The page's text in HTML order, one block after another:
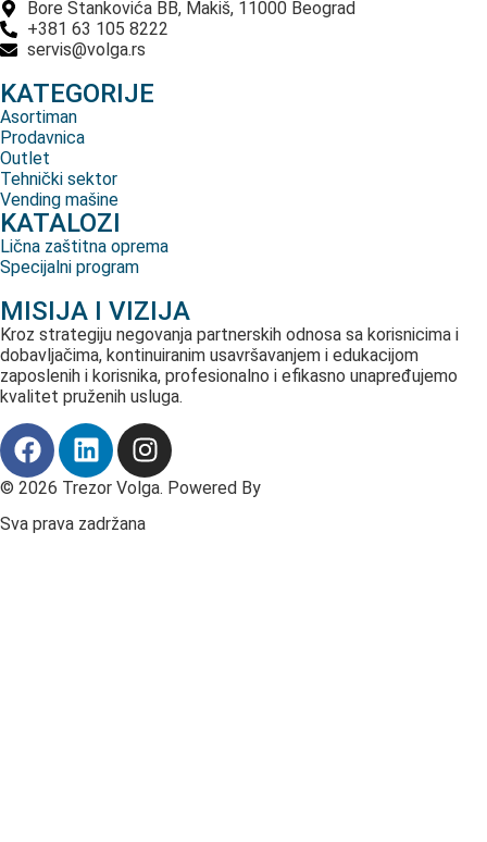
Bore Stankovića BB, Makiš, 11000 Beograd
+381 63 105 8222
servis@volga.rs
KATEGORIJE
Asortiman
Prodavnica
Outlet
Tehnički sektor
Vending mašine
KATALOZI
Lična zaštitna oprema
Specijalni program
MISIJA I VIZIJA
Kroz strategiju negovanja partnerskih odnosa sa korisnicima i
dobavljačima, kontinuiranim usavršavanjem i edukacijom
zaposlenih i korisnika, profesionalno i efikasno unapređujemo
kvalitet pruženih usluga.
© 2026 Trezor Volga. Powered By
Sva prava zadržana